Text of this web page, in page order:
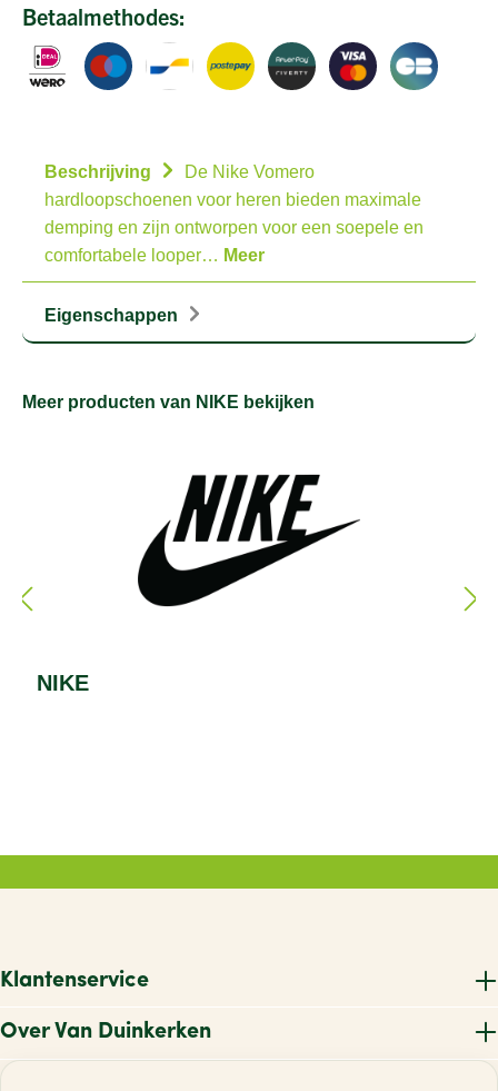
Betaalmethodes:
Beschrijving
De Nike Vomero
hardloopschoenen voor heren bieden maximale
demping en zijn ontworpen voor een soepele en
comfortabele looper… Meer
Eigenschappen
Meer producten van NIKE bekijken
NIKE
Klantenservice
Over Van Duinkerken